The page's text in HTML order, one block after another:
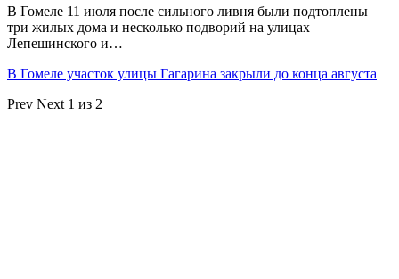
В Гомеле 11 июля после сильного ливня были подтоплены
три жилых дома и несколько подворий на улицах
Лепешинского и…
В Гомеле участок улицы Гагарина закрыли до конца августа
Prev Next 1 из 2